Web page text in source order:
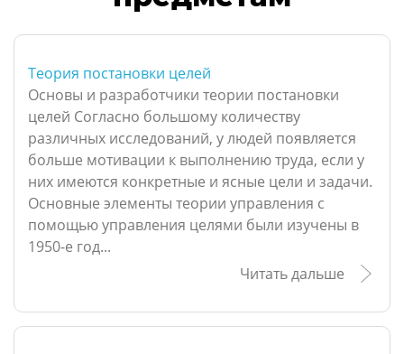
Теория постановки целей
Основы и разработчики теории постановки
целей Согласно большому количеству
различных исследований, у людей появляется
больше мотивации к выполнению труда, если у
них имеются конкретные и ясные цели и задачи.
Основные элементы теории управления с
помощью управления целями были изучены в
1950-е год...
Читать дальше